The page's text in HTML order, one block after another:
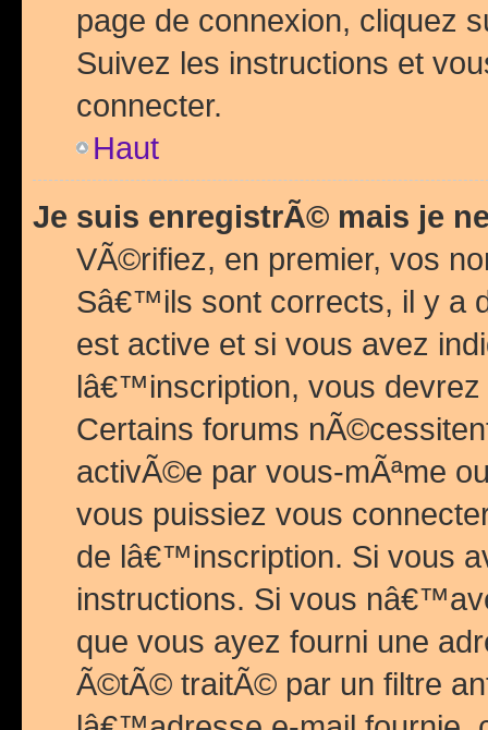
page de connexion, cliquez
Suivez les instructions et
connecter.
Haut
Je suis enregistrÃ© mais je
VÃ©rifiez, en premier, vos
Sâ€™ils sont corrects, il y a
est active et si vous avez
lâ€™inscription, vous
Certains forums
activÃ©e par vous-mÃªme
vous puissiez vous
de lâ€™inscription. Si vous
instructions. Si vous
que vous ayez fourni une
Ã©tÃ© traitÃ© par un filtre